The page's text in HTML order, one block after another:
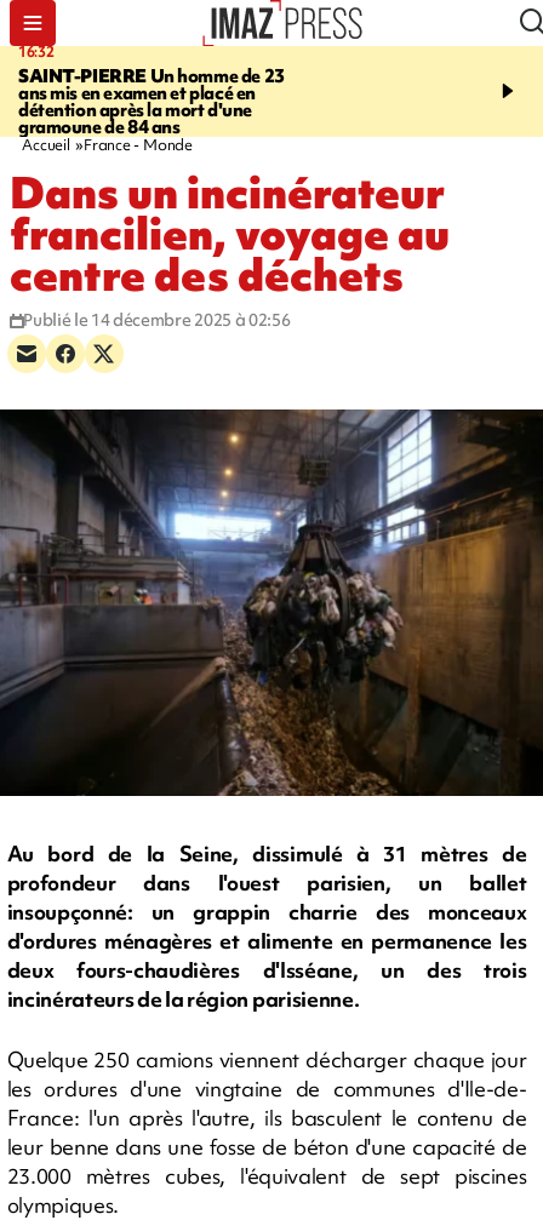
16:32
SAINT-PIERREUn homme de 23
ans mis en examen et placé en
détention après la mort d'une
gramoune de 84 ans
21:08
et Turquie scellent un
Accueil France - Monde
Dans un incinérateur
francilien, voyage au
centre des déchets
Publié le 14 décembre 2025 à 02:56
Au bord de la Seine, dissimulé à 31 mètres de
profondeur dans l'ouest parisien, un ballet
insoupçonné: un grappin charrie des monceaux
d'ordures ménagères et alimente en permanence les
deux fours-chaudières d'Isséane, un des trois
incinérateurs de la région parisienne.
Quelque 250 camions viennent décharger chaque jour
les ordures d'une vingtaine de communes d'Ile-de-
France: l'un après l'autre, ils basculent le contenu de
leur benne dans une fosse de béton d'une capacité de
23.000 mètres cubes, l'équivalent de sept piscines
olympiques.